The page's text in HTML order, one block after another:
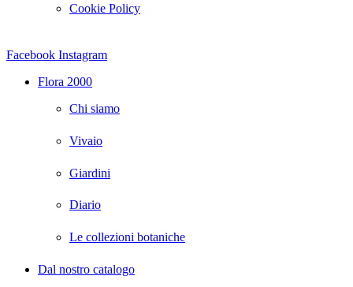
Cookie Policy
Facebook Instagram
Flora 2000
Chi siamo
Vivaio
Giardini
Diario
Le collezioni botaniche
Dal nostro catalogo